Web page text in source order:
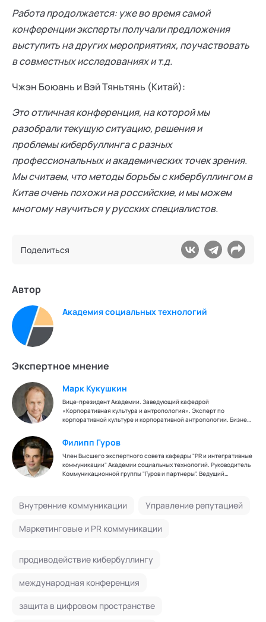
Работа продолжается: уже во время самой
конференции эксперты получали предложения
выступить на других мероприятиях, поучаствовать
в совместных исследованиях и т.д.
Чжэн Боюань и Вэй Тяньтянь (Китай):
Это отличная конференция, на которой мы
разобрали текущую ситуацию, решения и
проблемы кибербуллинга с разных
профессиональных и академических точек зрения.
Мы считаем, что методы борьбы с кибербуллингом в
Китае очень похожи на российские, и мы можем
многому научиться у русских специалистов.
Поделиться
Автор
Академия социальных технологий
Экспертное мнение
Марк Кукушкин
Вице-президент Академии. Заведующий кафедрой
«Корпоративная культура и антропология». Эксперт по
корпоративной культуре и корпоративной антропологии. Бизнес-
Филипп Гуров
Член Высшего экспертного совета кафедры "PR и интегративные
коммуникации" Академии социальных технологий. Руководитель
Коммуникационной группы "Гуров и партнеры". Ведущий
Внутренние коммуникации Управление репутацией
Маркетинговые и PR коммуникации
продиводействие кибербуллингу
международная конференция
защита в цифровом пространстве